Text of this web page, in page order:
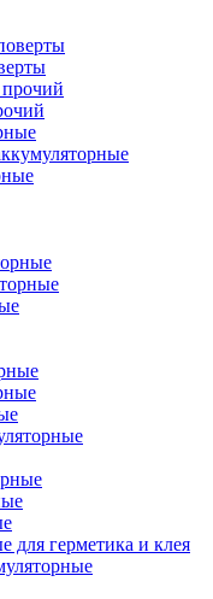
для герметика и клея